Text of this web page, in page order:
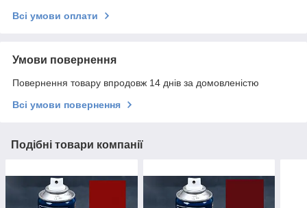
Всі умови оплати
Умови повернення
Повернення товару впродовж 14 днів за домовленістю
Всі умови повернення
Подібні товари компанії